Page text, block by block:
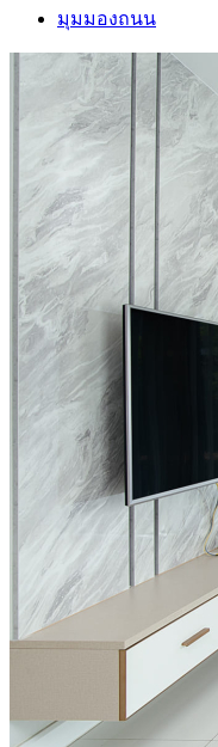
มุมมองถนน